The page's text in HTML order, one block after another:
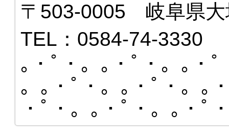
〒503-0005 岐阜県大
TEL：0584-74-3330
｡・ﾟ・。｡・ﾟ・。｡・
。｡・ﾟ・。｡・ﾟ・。｡
・ﾟ・。｡・ﾟ・。｡・ﾟ